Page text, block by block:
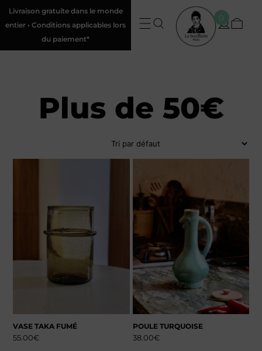
Livraison gratuite dans le monde
entier • Conditions applicables lors
du paiement*
0
Plus de 50€
VASE TAKA FUMÉ
55.00€
POULE TURQUOISE
38.00€